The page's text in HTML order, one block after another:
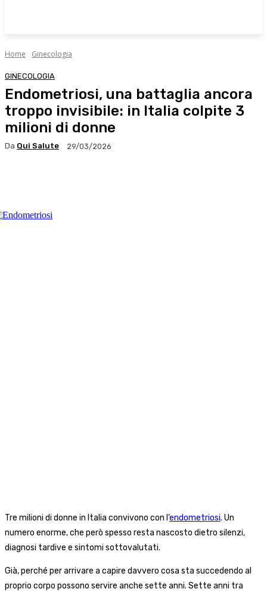
Home Ginecologia
GINECOLOGIA
Endometriosi, una battaglia ancora
troppo invisibile: in Italia colpite 3
milioni di donne
Da Qui Salute 29/03/2026
Tre milioni di donne in Italia convivono con l’endometriosi. Un
numero enorme, che però spesso resta nascosto dietro silenzi,
diagnosi tardive e sintomi sottovalutati.
Già, perché per arrivare a capire davvero cosa sta succedendo al
proprio corpo possono servire anche sette anni. Sette anni tra